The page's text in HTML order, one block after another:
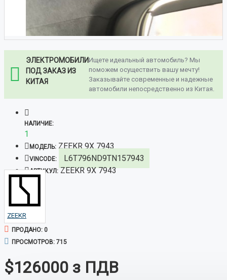
ЭЛЕКТРОМОБИЛИ
ПОД ЗАКАЗ ИЗ
КИТАЯ
Ищете идеальный автомобиль? Мы
поможем осуществить вашу мечту!
Заказывайте современные и надежные
автомобили непосредственно из Китая.
НАЛИЧИЕ:
1
МОДЕЛЬ: ZEEKR 9X 7943
VINCODE: L6T796ND9TN157943
АРТИКУЛ: ZEEKR 9X 7943
ZEEKR
ПРОДАНО: 0
ПРОСМОТРОВ: 715
$126000